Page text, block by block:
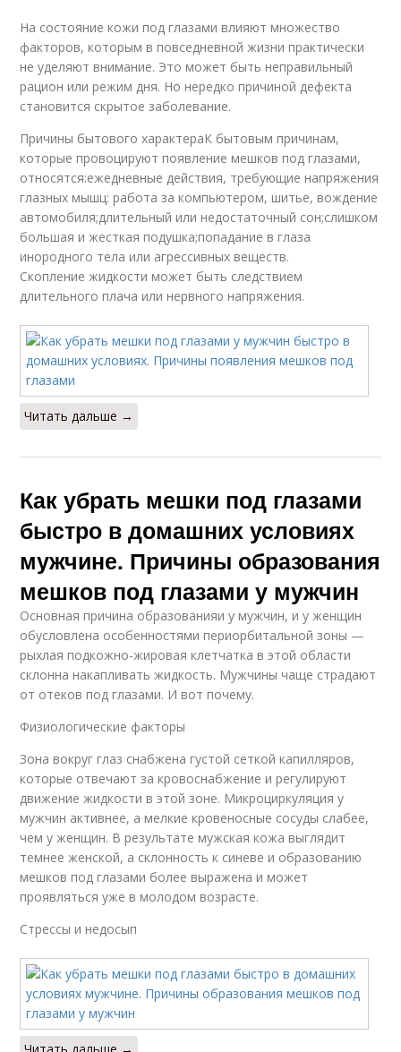
На состояние кожи под глазами влияют множество
факторов, которым в повседневной жизни практически
не уделяют внимание. Это может быть неправильный
рацион или режим дня. Но нередко причиной дефекта
становится скрытое заболевание.
Причины бытового характераК бытовым причинам,
которые провоцируют появление мешков под глазами,
относятся:ежедневные действия, требующие напряжения
глазных мышц: работа за компьютером, шитье, вождение
автомобиля;длительный или недостаточный сон;слишком
большая и жесткая подушка;попадание в глаза
инородного тела или агрессивных веществ.
Скопление жидкости может быть следствием
длительного плача или нервного напряжения.
Читать дальше →
Как убрать мешки под глазами
быстро в домашних условиях
мужчине. Причины образования
мешков под глазами у мужчин
Основная причина образованияи у мужчин, и у женщин
обусловлена особенностями периорбитальной зоны —
рыхлая подкожно-жировая клетчатка в этой области
склонна накапливать жидкость. Мужчины чаще страдают
от отеков под глазами. И вот почему.
Физиологические факторы
Зона вокруг глаз снабжена густой сеткой капилляров,
которые отвечают за кровоснабжение и регулируют
движение жидкости в этой зоне. Микроциркуляция у
мужчин активнее, а мелкие кровеносные сосуды слабее,
чем у женщин. В результате мужская кожа выглядит
темнее женской, а склонность к синеве и образованию
мешков под глазами более выражена и может
проявляться уже в молодом возрасте.
Стрессы и недосып